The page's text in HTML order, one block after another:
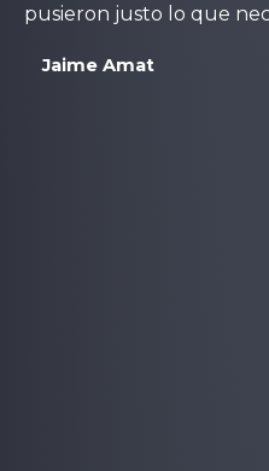
pusieron justo lo que
Jaime Amat